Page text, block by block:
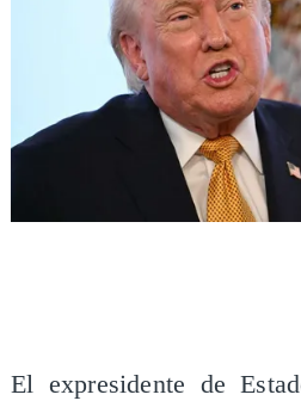
El expresidente de